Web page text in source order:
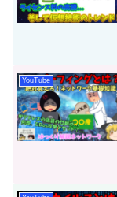
YouTube